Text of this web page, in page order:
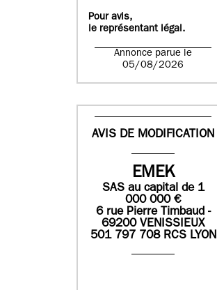
Pour avis,
le représentant légal.
Annonce parue le
05/08/2026
AVIS DE MODIFICATION
EMEK
SASau capital de 1
000 000€
6 rue Pierre Timbaud -
69200 VENISSIEUX
501 797 708 RCS LYON